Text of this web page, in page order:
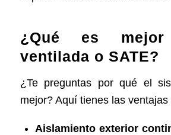
¿Qué es mejor
ventilada o SATE?
¿Te preguntas por qué el
mejor? Aquí tienes las ventajas
Aislamiento exterior